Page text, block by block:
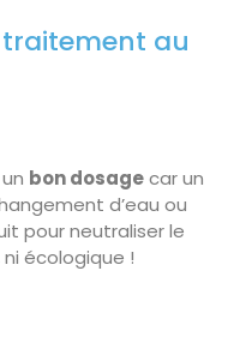
au
bon dosagecar un
d’eau ou
pour neutraliser le
écologique !